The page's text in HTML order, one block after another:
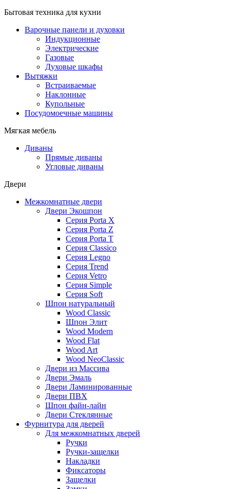
Бытовая техника для кухни
Варочные панели и духовки
Индукционные
Электрические
Газовые
Духовые шкафы
Вытяжки
Встраиваемые
Наклонные
Купольные
Посудомоечные машины
Мягкая мебель
Диваны
Прямые диваны
Угловые диваны
Двери
Межкомнатные двери
Двери Экошпон
Серия Porta X
Серия Porta Z
Серия Porta T
Серия Classico
Серия Legno
Серия Trend
Серия Vetro
Серия Simple
Серия Soft
Шпон натуральный
Wood Classic
Шпон Элит
Wood Modern
Wood Flat
Wood Art
Wood NeoClassic
Двери из Массива
Двери Эмаль
Двери Ламинированные
Двери ПВХ
Шпон файн-лайн
Двери Стеклянные
Фурнитура для дверей
Для межкомнатных дверей
Ручки
Ручки-защелки
Накладки
Фиксаторы
Защелки